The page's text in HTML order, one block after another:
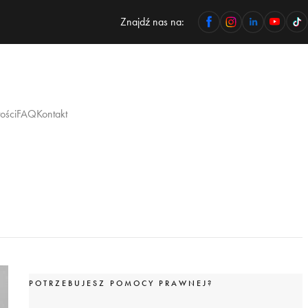
Znajdź nas na:
FAQKontakt
POTRZEBUJESZ POMOCY PRAWNEJ?